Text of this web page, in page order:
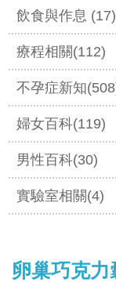
飲食與作息 (17)
療程相關(112)
不孕症新知
婦女百科(119)
男性百科(30)
實驗室相關(4)
卵巢巧克